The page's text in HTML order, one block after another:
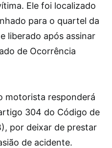
Ele foi localizado
para o quartel da
liberado após assinar
de Ocorrência
motorista responderá
304 do Código de
por deixar de prestar
de acidente.